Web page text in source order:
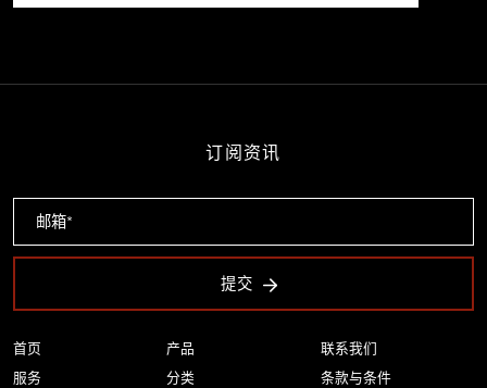
首页
服务
产品
分类
联系我们
条款与条件
订阅资讯
提交